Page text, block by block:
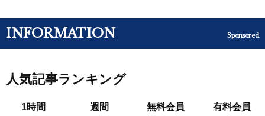
INFORMATION Sponsored
人気記事ランキング
1時間 週間 無料会員 有料会員